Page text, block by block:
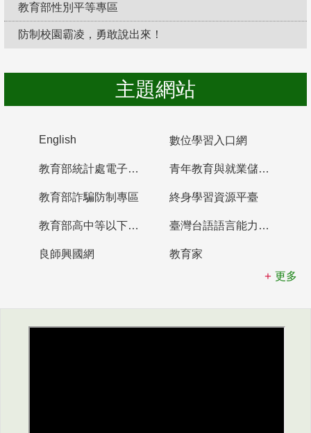
教育部性別平等專區
防制校園霸凌，勇敢說出來！
主題網站
English 數位學習入口網
教育部統計處電子書櫃 青年教育與就業儲蓄帳戶
教育部詐騙防制專區 終身學習資源平臺
教育部高中等以下學校及幼兒園教師資格檢定考試 臺灣台語語言能力認證網站
良師興國網
教育家
更多